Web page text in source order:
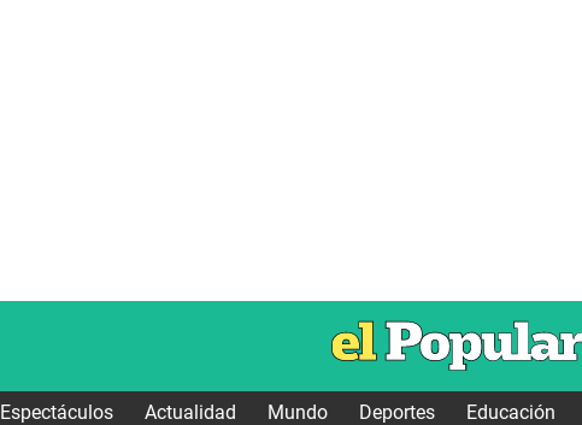
Espectáculos Actualidad Mundo Deportes Educación